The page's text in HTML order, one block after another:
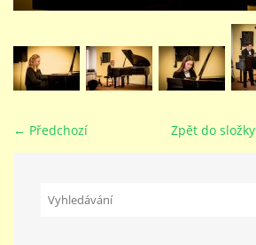
PEDAGOGICKÝ SBOR
DOKUMENTY / KE STAŽENÍ
KURZY
← Předchozí Zpět do složky